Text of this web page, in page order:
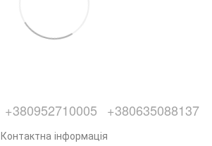
+380952710005 +380635088137
Контактна інформація